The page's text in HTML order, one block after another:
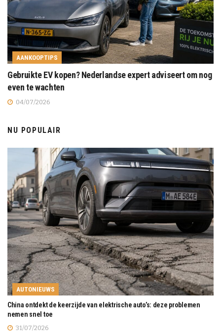
AANKOOPTIPS
Gebruikte EV kopen? Nederlandse expert adviseert om nog
even te wachten
04/07/2026
NU POPULAIR
AUTONIEUWS
China ontdekt de keerzijde van elektrische auto’s: deze problemen
nemen snel toe
31/07/2026